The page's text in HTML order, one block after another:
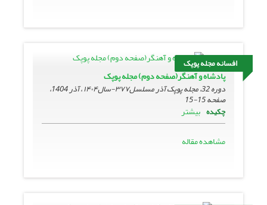
افسانه مجله پوپک
پادشاه و آهنگر(صفحه دوم) مجله پوپک
دوره 32، مجله پوپک آذر مسلسل۳۷۷-سال۱۴۰۴ ، آذر 1404،
صفحه15-15
چکیده بیشتر
مشاهده مقاله